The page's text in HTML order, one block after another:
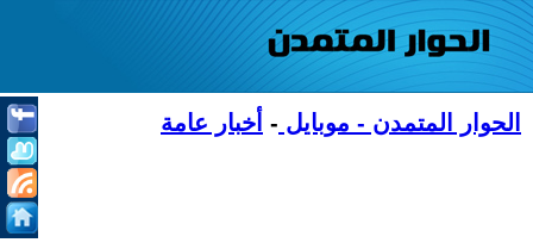
الحوار المتمدن - موبايل - أخبار عامة